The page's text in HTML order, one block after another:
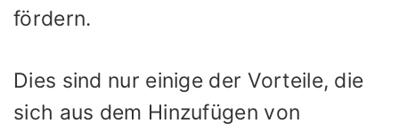
fördern.
Dies sind nur einige der Vorteile, die
sich aus dem Hinzufügen von